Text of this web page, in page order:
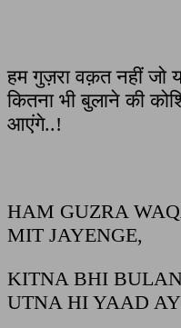
हम गुज़रा वक़त नहीं जो
कितना भी बुलाने की
आएंगे..!
HAM GUZRA
MIT JAYENGE,
KITNA BHI
UTNA HI YAAD